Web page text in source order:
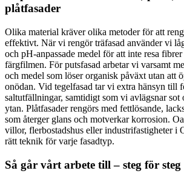
plåtfasader
Olika material kräver olika metoder för att
effektivt. När vi rengör träfasad använder vi
och pH-anpassade medel för att inte resa fibrer
färgfilmen. För putsfasad arbetar vi varsamt
och medel som löser organisk påväxt utan att
onödan. Vid tegelfasad tar vi extra hänsyn till
saltutfällningar, samtidigt som vi avlägsnar sot
ytan. Plåtfasader rengörs med fettlösande,
som återger glans och motverkar korrosion.
villor, flerbostadshus eller industrifastigheter i
rätt teknik för varje fasadtyp.
Så går vårt arbete till – steg för steg